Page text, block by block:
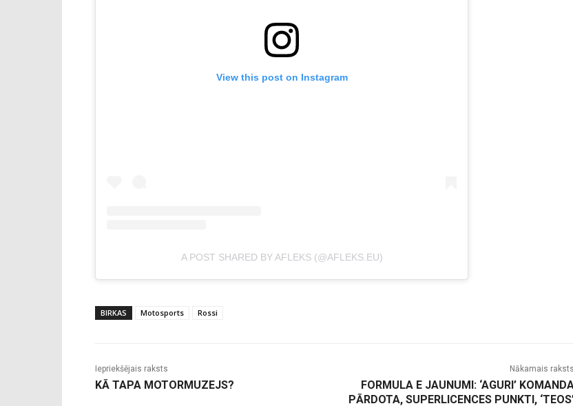
View this post on Instagram
A POST SHARED BY AFLEKS (@AFLEKS.EU)
BIRKAS Motosports Rossi
Iepriekšējais raksts
KĀ TAPA MOTORMUZEJS?
Nākamais raksts
FORMULA E JAUNUMI: ‘AGURI’
PĀRDOTA, SUPERLICENCES PUNKTI,